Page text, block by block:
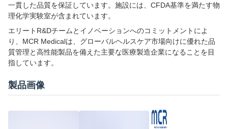
一貫した品質を保証しています。施設には、CFDA基準を満たす物
理化学実験室が含まれています。
エリートR&Dチームとイノベーションへのコミットメントによ
り、MCR Medicalは、グローバルヘルスケア市場向けに優れた品
質管理と高性能製品を備えた主要な医療製造企業になることを目
指しています。
製品画像